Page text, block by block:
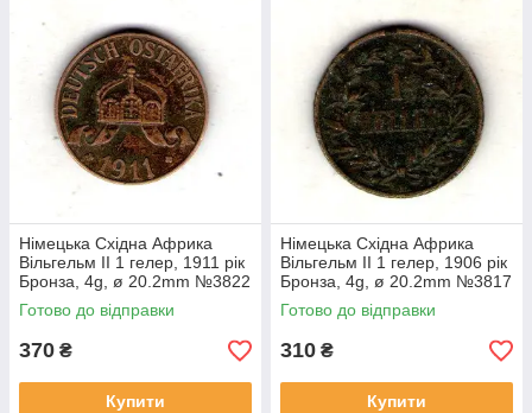
Німецька Східна Африка
Вільгельм II 1 гелер, 1911 рік
Бронза, 4g, ø 20.2mm №3822
Готово до відправки
370 ₴
Купити
Німецька Східна Африка
Вільгельм II 1 гелер, 1906 рік
Бронза, 4g, ø 20.2mm №3817
Готово до відправки
310 ₴
Купити